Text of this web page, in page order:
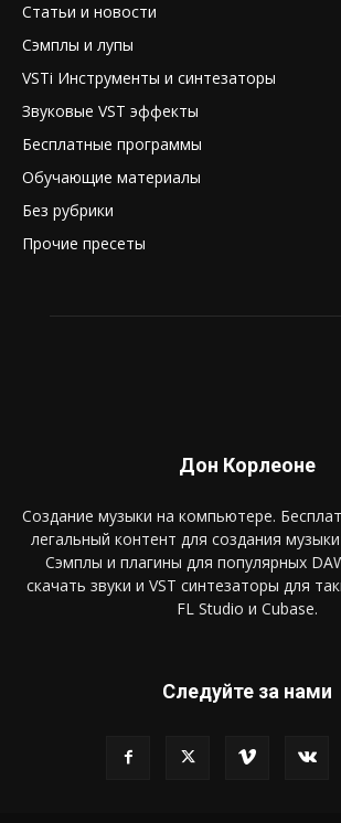
Статьи и новости
Сэмплы и лупы
VSTi Инструменты и синтезаторы
Звуковые VST эффекты
Бесплатные программы
Обучающие материалы
Без рубрики
Прочие пресеты
Дон Корлеоне
Создание музыки на компьютере.
легальный контент для создания
Сэмплы и плагины для популярных
скачать звуки и VST синтезаторы для
FL Studio и Cubase.
Следуйте за нами